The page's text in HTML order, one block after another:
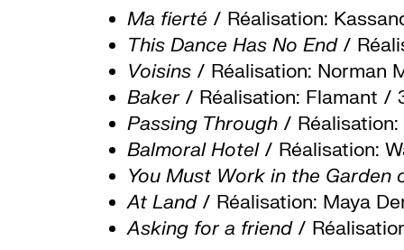
Ma fierté / Réalisation:
This Dance Has No End/
Voisins/ Réalisation: Norman
Baker/ Réalisation: Flamant /
Passing Through/ Réalisation:
Balmoral Hotel/ Réalisation:
You Must Work in the Garden
At Land/ Réalisation: Maya
Asking for a friend /